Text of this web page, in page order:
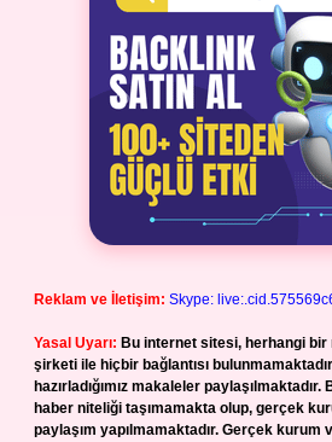
Reklam ve İletişim: Skype:
Yasal Uyarı: Bu internet sitesi, herhangi
şirketi ile hiçbir bağlantısı
hazırladığımız makaleler
haber niteliği taşımamakta olup, gerçek
paylaşım yapılmamaktadır. Gerçek kurum